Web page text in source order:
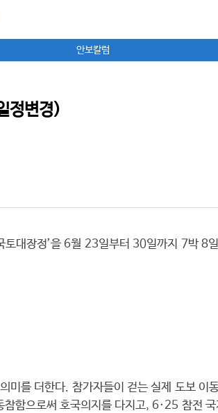
안보칼럼
정변경)
대장정’을 6월 23일부터 30일까지 7박 8
를 더한다. 참가자들이 걷는 실제 도보 이
함으로써 호국의지를 다지고, 6·25 참전